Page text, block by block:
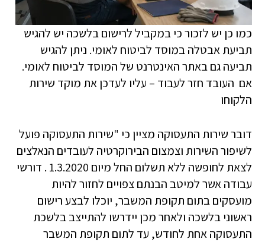
כמו כן יש לזכור כי במקביל לרישום בלשכה יש להגיש
תביעת אבטלה במוסד לביטוח לאומי. ניתן להגיש
תביעה גם באתר האינטרנט של המוסד לביטוח לאומי.
אם העובד חזר לעבוד – עליו לעדכן את מוקד שירות
הלקוחו
דובר שירות התעסוקה מציין כי "שירות התעסוקה פועל
לשיפור השירות וצמצום הבירוקרטיה לעובדים הנאלצים
לצאת לחופשה ללא תשלום החל מיום 1.3.2020 . דורשי
עבודה אשר למיטב הבנתם צפויים לחזור להיות
מועסקים בתום תקופת המשבר, יוכלו לבצע רישום
ראשוני בלשכה ולאחר מכן יידרשו להתייצב בלשכת
התעסוקה אחת לחודש, עד לתום תקופת המשבר